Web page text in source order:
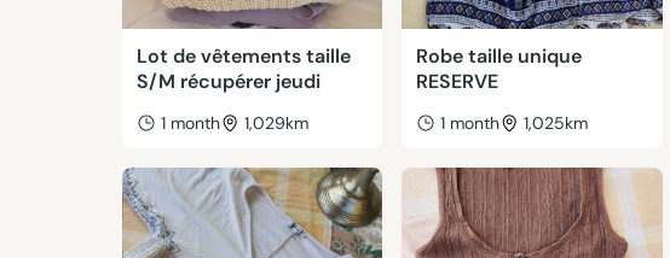
Lot de vêtements taille
S/M récupérer jeudi
1 month 1,029km
Robe taille unique
RESERVE
1 month 1,025km